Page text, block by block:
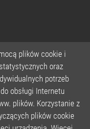
plików cookie i
oraz
potrzeb
obsługi Internetu
plików. Korzystanie z
plików cookie